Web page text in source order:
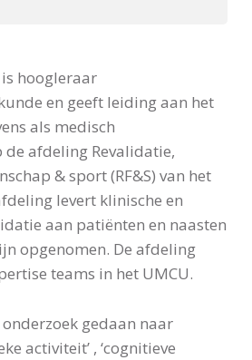
hoogleraar
en geeft leiding aan het
als medisch
afdeling Revalidatie,
& sport (RF&S) van het
levert klinische en
aan patiënten en naasten
opgenomen. De afdeling
teams in het UMCU.
onderzoek gedaan naar
activiteit’ , ‘cognitieve